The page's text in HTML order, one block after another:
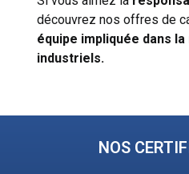
découvrez nos offres de
équipe impliquée dans la
industriels.
NOS